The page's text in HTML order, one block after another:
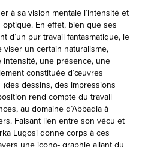
à sa vision mentale l’intensité et
En effet, bien que ses
d’un pur travail fantasmatique, le
un certain naturalisme,
une présence, une
constituée d’œuvres
dessins, des impressions
rend compte du travail
au domaine d’Abbadia à
Faisant lien entre son vécu et
Lugosi donne corps à ces